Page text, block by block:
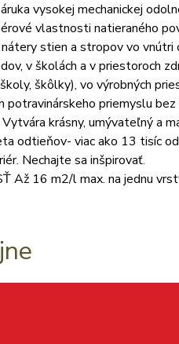
vysokej mechanickej
vlastnosti natieraného
stien a stropov vo vnútri
v školách a v priestoroch
škôlky), vo výrobných
potravinárskeho priemyslu
krásny, umývateľný a
odtieňov- viac ako 13 tisíc
Nechajte sa inšpirovať.
Až 16 m2/l max. na jednu